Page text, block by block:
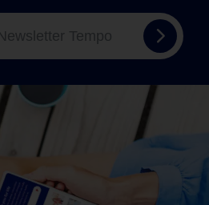
Iscriviti
alla